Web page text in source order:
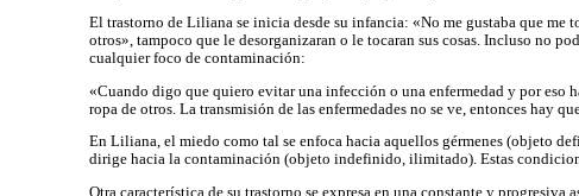
El trastorno de Liliana se inicia desde su infancia: «No me gustaba que me
otros», tampoco que le desorganizaran o le tocaran sus cosas. Incluso no
cualquier foco de contaminación:
«Cuando digo que quiero evitar una infección o una enfermedad y por eso
ropa de otros. La transmisión de las enfermedades no se ve, entonces hay
En Liliana, el miedo como tal se enfoca hacia aquellos gérmenes (objeto
dirige hacia la contaminación (objeto indefinido, ilimitado). Estas
Otra característica de su trastorno se expresa en una constante y